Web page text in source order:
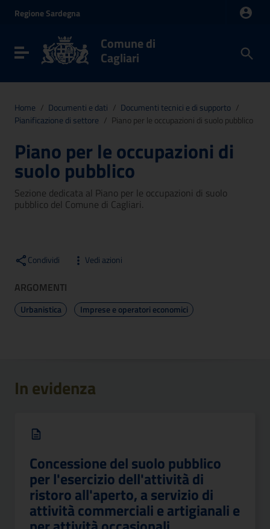
Vai al menu di navigazione
RegioneSardegna
Toggle navigation Comune di
Cagliari
Home / Documenti e dati / Documenti tecnici e di supporto /
Pianificazione di settore / Piano per le occupazioni di suolo pubblico
Piano per le occupazioni di
suolo pubblico
Sezione dedicata al Piano per le occupazioni di suolo
pubblico del Comune di Cagliari.
Condividi Vedi azioni
ARGOMENTI
Urbanistica Imprese e operatori economici
In evidenza
Concessione del suolo pubblico
per l'esercizio dell'attività di
ristoro all'aperto, a servizio di
attività commerciali e artigianali e